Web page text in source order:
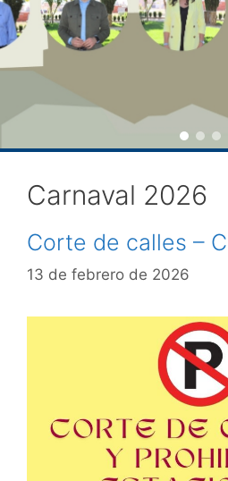
Carnaval 2026
Corte de calles –
13 de febrero de 2026